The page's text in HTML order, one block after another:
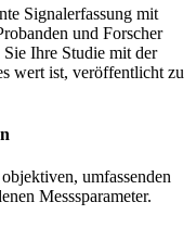
Signalerfassung mit
und Forscher
Ihre Studie mit der
wert ist, veröffentlicht zu
umfassenden
Messsparameter.